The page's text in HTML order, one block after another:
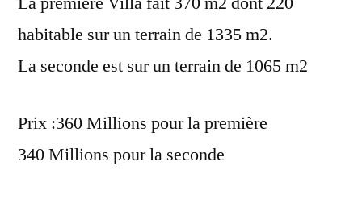
habitable sur un terrain de 1335 m2.
La seconde est sur un terrain de 1065 m2
Prix :360 Millions pour la première
340 Millions pour la seconde